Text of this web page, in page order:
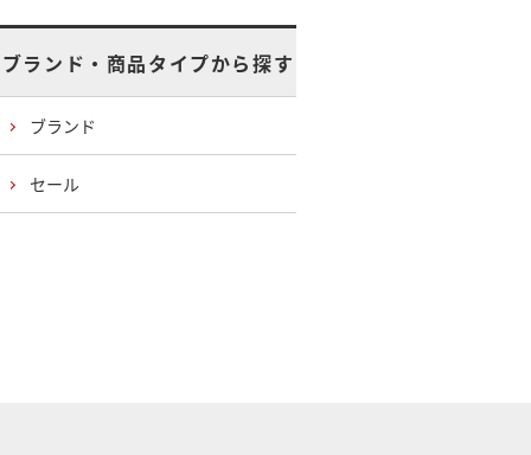
ブランド・商品タイプから探す
ブランド
セール